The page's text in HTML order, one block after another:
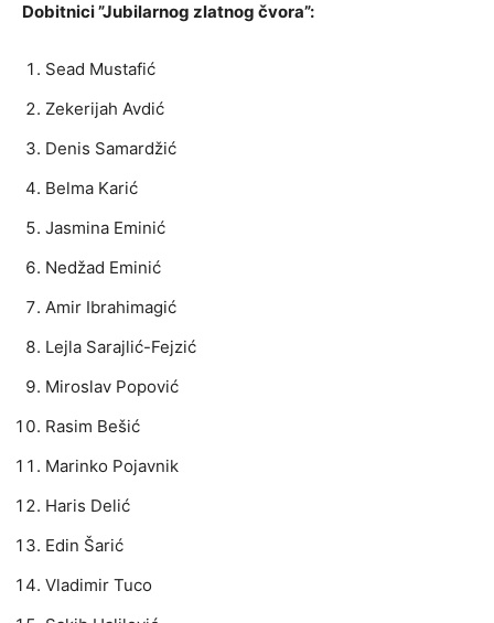
Dobitnici ”Jubilarnog zlatnog čvora”:
Sead Mustafić
Zekerijah Avdić
Denis Samardžić
Belma Karić
Jasmina Eminić
Nedžad Eminić
Amir Ibrahimagić
Lejla Sarajlić-Fejzić
Miroslav Popović
Rasim Bešić
Marinko Pojavnik
Haris Delić
Edin Šarić
Vladimir Tuco